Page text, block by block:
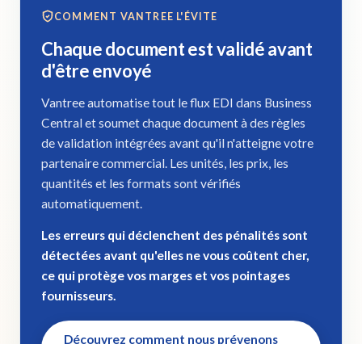
COMMENT VANTREE L'ÉVITE
Chaque document est validé avant
d'être envoyé
Vantree automatise tout le flux EDI dans Business
Central et soumet chaque document à des règles
de validation intégrées avant qu'il n'atteigne votre
partenaire commercial. Les unités, les prix, les
quantités et les formats sont vérifiés
automatiquement.
Les erreurs qui déclenchent des pénalités sont
détectées avant qu'elles ne vous coûtent cher,
ce qui protège vos marges et vos pointages
fournisseurs.
Découvrez comment nous prévenons